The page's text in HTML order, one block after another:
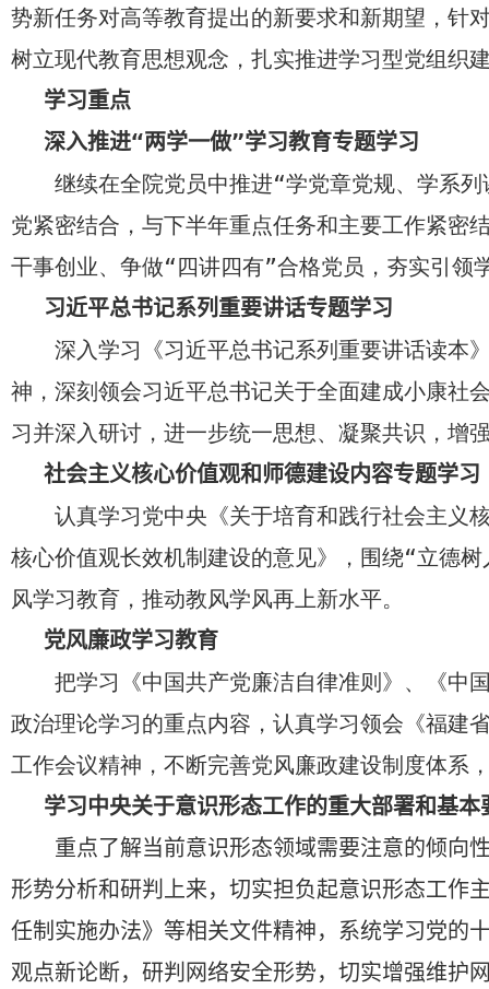
势新任务对高等教育提出的新要求和新期望，针
树立现代教育思想观念，扎实推进学习型党组织
学习重点
深入推进“两学一做”学习教育专题学习
继续在全院党员中推进“学党章党规、学系
党紧密结合，与下半年重点任务和主要工作紧密
干事创业、争做“四讲四有”合格党员，夯实引领
习近平总书记系列重要讲话专题学习
深入学习《习近平总书记系列重要讲话读本
神，深刻领会习近平总书记关于全面建成小康社
习并深入研讨，进一步统一思想、凝聚共识，增
社会主义核心价值观和师德建设内容专题学习
认真学习党中央《关于培育和践行社会主义
核心价值观长效机制建设的意见》，围绕“立德
风学习教育，推动教风学风再上新水平。
党风廉政学习教育
把学习《中国共产党廉洁自律准则》、《中
政治理论学习的重点内容，认真学习领会《福建
工作会议精神，不断完善党风廉政建设制度体系
学习中央关于意识形态工作的重大部署和基本
重点了解当前意识形态领域需要注意的倾向
形势分析和研判上来，切实担负起意识形态工作
任制实施办法》等相关文件精神，系统学习党的
观点新论断，研判网络安全形势，切实增强维护